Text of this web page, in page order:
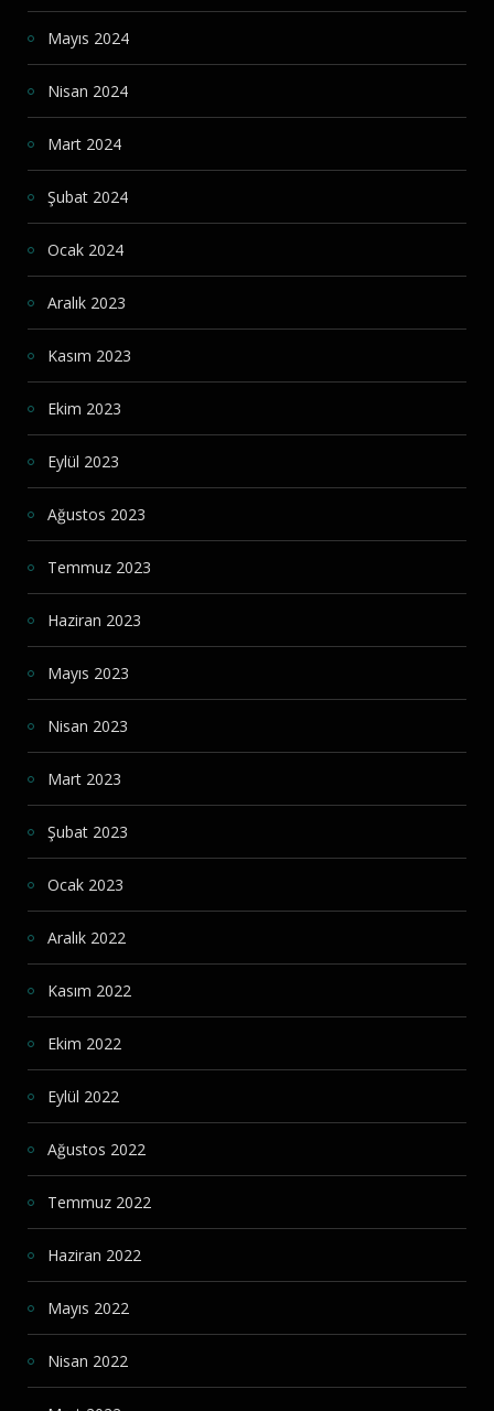
Mayıs 2024
Nisan 2024
Mart 2024
Şubat 2024
Ocak 2024
Aralık 2023
Kasım 2023
Ekim 2023
Eylül 2023
Ağustos 2023
Temmuz 2023
Haziran 2023
Mayıs 2023
Nisan 2023
Mart 2023
Şubat 2023
Ocak 2023
Aralık 2022
Kasım 2022
Ekim 2022
Eylül 2022
Ağustos 2022
Temmuz 2022
Haziran 2022
Mayıs 2022
Nisan 2022